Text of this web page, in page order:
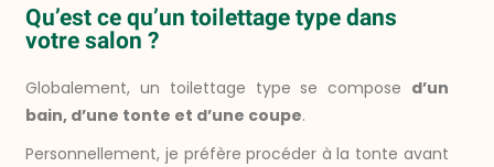
Qu’est ce qu’un toilettage type dans
votre salon ?
Globalement, un toilettage type se compose d’un
bain, d’une tonte et d’une coupe.
Personnellement, je préfère procéder à la tonte avant